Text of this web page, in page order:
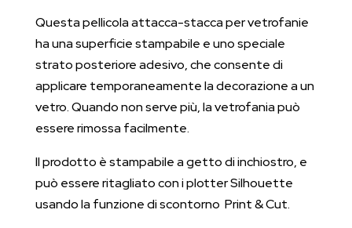
Questa pellicola attacca-stacca per vetrofanie
ha una superficie stampabile e uno speciale
strato posteriore adesivo, che consente di
applicare temporaneamente la decorazione a un
vetro. Quando non serve più, la vetrofania può
essere rimossa facilmente.
Il prodotto è stampabile a getto di inchiostro, e
può essere ritagliato con i plotter Silhouette
usando la funzione di scontorno Print & Cut.